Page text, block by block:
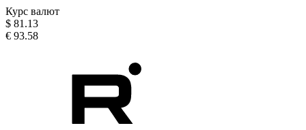
Курс валют
$ 81.13
€ 93.58